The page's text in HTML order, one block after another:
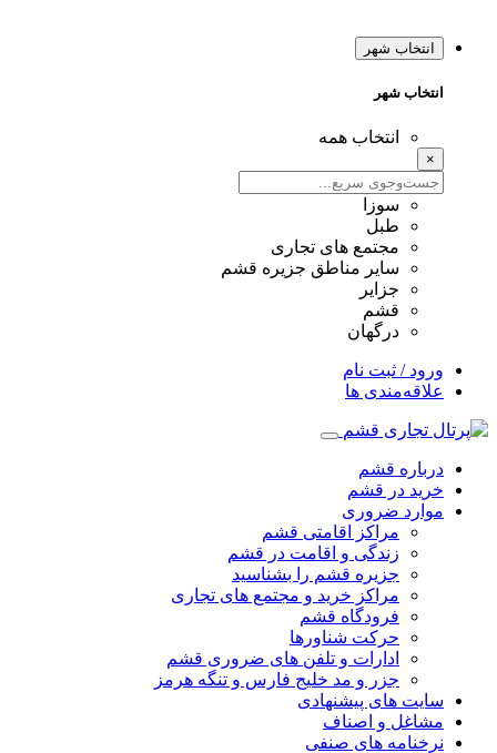
انتخاب شهر
انتخاب شهر
انتخاب همه
×
سوزا
طبل
مجتمع های تجاری
سایر مناطق جزیره قشم
جزایر
قشم
درگهان
ورود / ثبت نام
علاقه‌مندی ها
درباره قشم
خرید در قشم
موارد ضروری
مراکز اقامتی قشم
زندگی و اقامت در قشم
جزیره قشم را بشناسید
مراکز خرید و مجتمع های تجاری
فرودگاه قشم
حرکت شناورها
ادارات و تلفن های ضروری قشم
جزر و مد خلیج فارس و تنگه هرمز
سایت های پیشنهادی
مشاغل و اصناف
نرخنامه های صنفی